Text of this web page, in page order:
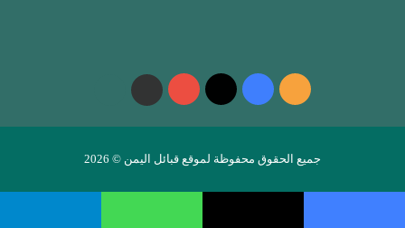
ملخص
الموقع
RSS
فيسبوك ‫X
‫YouTubeواتساب
جميع الحقوق محفوظة لموقع قبائل اليمن © 2026